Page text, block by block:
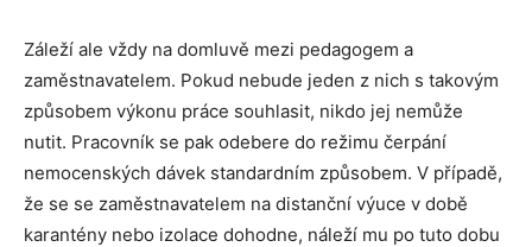
Záleží ale vždy na domluvě mezi pedagogem a
zaměstnavatelem. Pokud nebude jeden z nich s takovým
způsobem výkonu práce souhlasit, nikdo jej nemůže
nutit. Pracovník se pak odebere do režimu čerpání
nemocenských dávek standardním způsobem. V případě,
že se se zaměstnavatelem na distanční výuce v době
karantény nebo izolace dohodne, náleží mu po tuto dobu